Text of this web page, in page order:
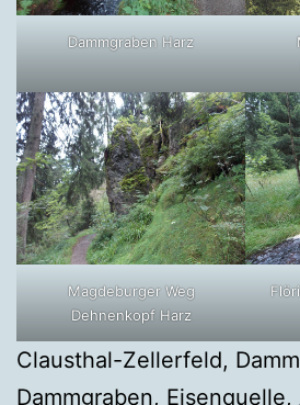
Dammgraben Harz
Magdeburger Weg
Dehnenkopf Harz
Clausthal-Zellerfeld,
Dammgraben, Eisenquelle,